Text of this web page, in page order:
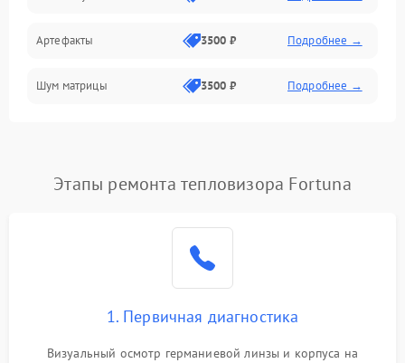
Матрица
Проблемы питания
Сбои коммуникаций и интерфейсов
Экран (дисплей)
Артефакты 3500 ₽ Подробнее →
Шум матрицы 3500 ₽ Подробнее →
Этапы ремонта тепловизора Fortuna
1. Первичная диагностика
Визуальный осмотр германиевой линзы и корпуса на